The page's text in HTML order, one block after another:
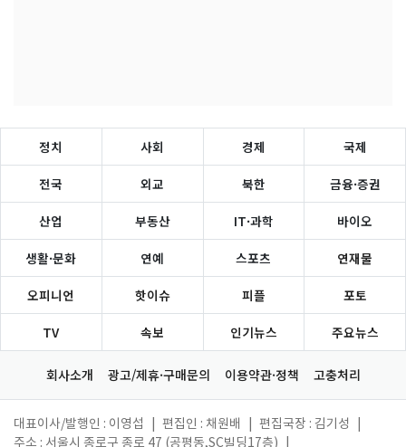
정치 사회 경제 국제
전국 외교 북한 금융·증권
산업 부동산 IT·과학 바이오
생활·문화 연예 스포츠 연재물
오피니언 핫이슈 피플 포토
TV 속보 인기뉴스 주요뉴스
회사소개 광고/제휴·구매문의 이용약관·정책 고충처리
대표이사/발행인 : 이영섭 편집인 : 채원배 편집국장 : 김기성
주소 : 서울시 종로구 종로 47 (공평동,SC빌딩17층)